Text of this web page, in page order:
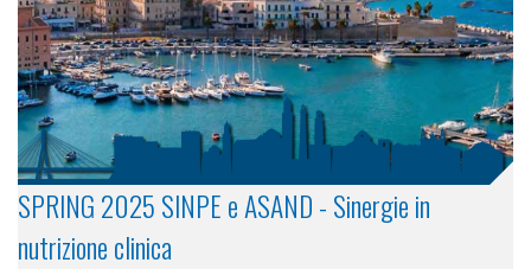
SPRING 2025 SINPE e ASAND - Sinergie in
nutrizione clinica